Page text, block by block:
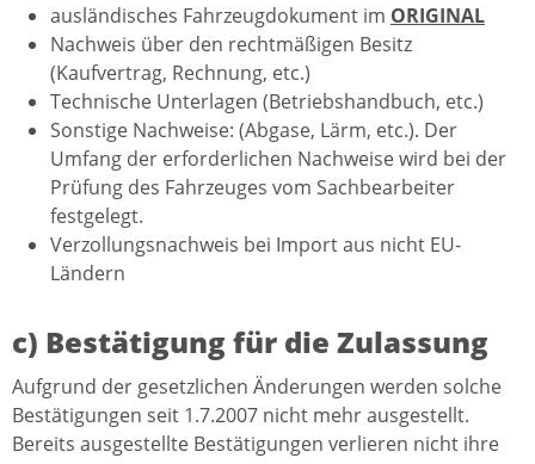
ausländisches Fahrzeugdokument im ORIGINAL
Nachweis über den rechtmäßigen Besitz
(Kaufvertrag, Rechnung, etc.)
Technische Unterlagen (Betriebshandbuch, etc.)
Sonstige Nachweise: (Abgase, Lärm, etc.). Der
Umfang der erforderlichen Nachweise wird bei der
Prüfung des Fahrzeuges vom Sachbearbeiter
festgelegt.
Verzollungsnachweis bei Import aus nicht EU-
Ländern
c) Bestätigung für die Zulassung
Aufgrund der gesetzlichen Änderungen werden solche
Bestätigungen seit 1.7.2007 nicht mehr ausgestellt.
Bereits ausgestellte Bestätigungen verlieren nicht ihre